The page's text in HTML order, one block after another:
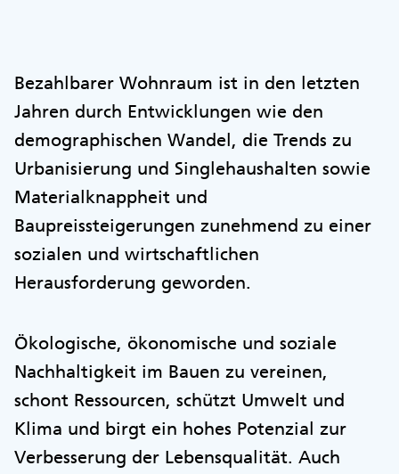
Bezahlbarer Wohnraum ist in den letzten
Jahren durch Entwicklungen wie den
demographischen Wandel, die Trends zu
Urbanisierung und Singlehaushalten sowie
Materialknappheit und
Baupreissteigerungen zunehmend zu einer
sozialen und wirtschaftlichen
Herausforderung geworden.
Ökologische, ökonomische und soziale
Nachhaltigkeit im Bauen zu vereinen,
schont Ressourcen, schützt Umwelt und
Klima und birgt ein hohes Potenzial zur
Verbesserung der Lebensqualität. Auch